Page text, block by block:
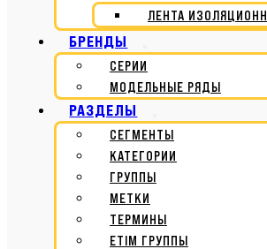
ЛЕНТА
БРЕНДЫ
СЕРИИ
МОДЕЛЬНЫЕ РЯДЫ
РАЗДЕЛЫ
СЕГМЕНТЫ
КАТЕГОРИИ
ГРУППЫ
МЕТКИ
ТЕРМИНЫ
ETIM ГРУППЫ